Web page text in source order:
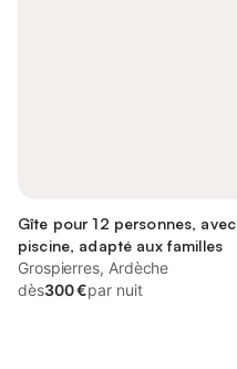
Gîte pour 12 personnes, avec
piscine, adapté aux familles
Grospierres, Ardèche
dès300 €par nuit